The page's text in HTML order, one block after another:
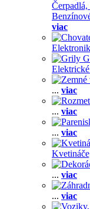
viac
... viac
... viac
... viac
... viac
... viac